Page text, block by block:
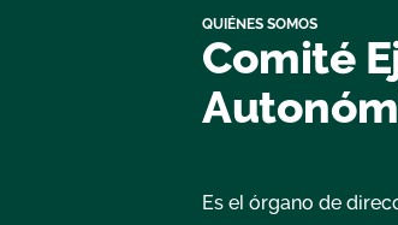
Nuestro trabajo
Qué ofrecemos
QUIÉNES SOMOS
Comité
Es el órgano de